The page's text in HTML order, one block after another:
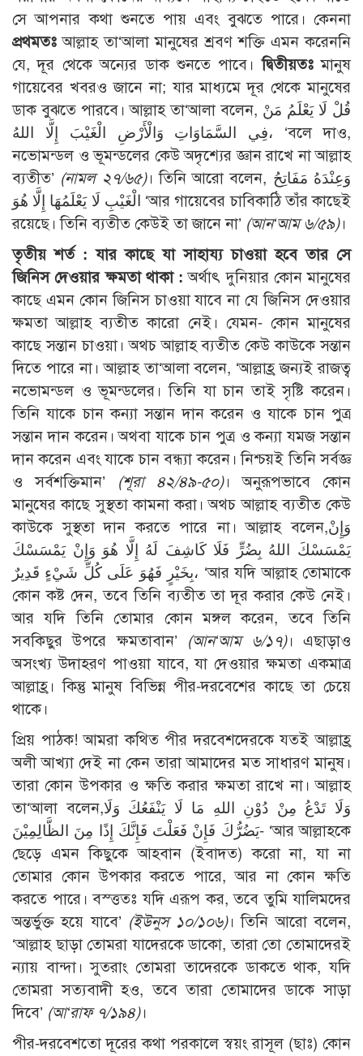
সে আপনার কথা শুনতে পায় এবং বুঝতে পারে। কেননা
প্রথমতঃ আল্লাহ তা‘আলা মানুষের শ্রবণ শক্তি এমন করেননি
যে, দূর থেকে অন্যের ডাক শুনতে পাবে।দ্বিতীয়তঃমানুষ
গায়েবের খবরও জানে না; যার মাধ্যমে দূর থেকে মানুষের
ডাক বুঝতে পারবে। আল্লাহ তা‘আলা বলেন, قُلْ لَا يَعْلَمُ مَنْ
فِي السَّمَاوَاتِ وَالْأَرْضِ الْغَيْبَ إِلَّا اللهُ، ‘বলে দাও,
নভোমন্ডল ও ভূমন্ডলের কেউ অদৃশ্যের জ্ঞান রাখে না আল্লাহ
ব্যতীত’ (নামল ২৭/৬৫)। তিনি আরো বলেন, وَعِنْدَهُ مَفَاتِحُ
الْغَيْبِ لَا يَعْلَمُهَا إِلَّا هُوَ ‘আর গায়েবের চাবিকাঠি তাঁর কাছেই
রয়েছে। তিনি ব্যতীত কেউই তা জানে না’ (আন‘আম ৬/৫৯)।
তৃতীয় শর্ত : যার কাছে যা সাহায্য চাওয়া হবে তার সে
জিনিস দেওয়ার ক্ষমতা থাকা : অর্থাৎ দুনিয়ার কোন মানুষের
কাছে এমন কোন জিনিস চাওয়া যাবে না যে জিনিস দেওয়ার
ক্ষমতা আল্লাহ ব্যতীত কারো নেই। যেমন- কোন মানুষের
কাছে সন্তান চাওয়া। অথচ আল্লাহ ব্যতীত কেউ কাউকে সন্তান
দিতে পারে না। আল্লাহ তা‘আলা বলেন, ‘আল্লাহ্র জন্যই রাজত্ব
নভোমন্ডল ও ভূমন্ডলের। তিনি যা চান তাই সৃষ্টি করেন।
তিনি যাকে চান কন্যা সন্তান দান করেন ও যাকে চান পুত্র
সন্তান দান করেন। অথবা যাকে চান পুত্র ও কন্যা যমজ সন্তান
দান করেন এবং যাকে চান বন্ধ্যা করেন। নিশ্চয়ই তিনি সর্বজ্ঞ
ও সর্বশক্তিমান’ (শূরা ৪২/৪৯-৫০)। অনুরূপভাবে কোন
মানুষের কাছে সুস্থতা কামনা করা। অথচ আল্লাহ ব্যতীত কেউ
কাউকে সুস্থতা দান করতে পারে না। আল্লাহ বলেন,وَإِنْ
يَمْسَسْكَ اللهُ بِضُرٍّ فَلَا كَاشِفَ لَهُ إِلَّا هُوَ وَإِنْ يَمْسَسْكَ
بِخَيْرٍ فَهُوَ عَلَى كُلِّ شَيْءٍ قَدِيرٌ، ‘আর যদি আল্লাহ তোমাকে
কোন কষ্ট দেন, তবে তিনি ব্যতীত তা দূর করার কেউ নেই।
আর যদি তিনি তোমার কোন মঙ্গল করেন, তবে তিনি
সবকিছুর উপরে ক্ষমতাবান’ (আন‘আম ৬/১৭)। এছাড়াও
অসংখ্য উদাহরণ পাওয়া যাবে, যা দেওয়ার ক্ষমতা একমাত্র
আল্লাহ্র। কিন্তু মানুষ বিভিন্ন পীর-দরবেশের কাছে তা চেয়ে
থাকে।
প্রিয় পাঠক! আমরা কথিত পীর দরবেশদেরকে যতই আল্লাহ্র
অলী আখ্যা দেই না কেন তারা আমাদের মত সাধারণ মানুষ।
তারা কোন উপকার ও ক্ষতি করার ক্ষমতা রাখে না। আল্লাহ
তা‘আলা বলেন,وَلَا تَدْعُ مِنْ دُوْنِ اللهِ مَا لَا يَنْفَعُكَ وَلَا
يَضُرُّكَ فَإِنْ فَعَلْتَ فَإِنَّكَ إِذًا مِنَ الظَّالِمِيْنَ- ‘আর আল্লাহকে
ছেড়ে এমন কিছুকে আহবান (ইবাদত) করো না, যা না
তোমার কোন উপকার করতে পারে, আর না কোন ক্ষতি
করতে পারে। বস্ত্ততঃ যদি এরূপ কর, তবে তুমি যালিমদের
অন্তর্ভুক্ত হয়ে যাবে’ (ইউনুস ১০/১০৬)। তিনি আরো বলেন,
‘আল্লাহ ছাড়া তোমরা যাদেরকে ডাকো, তারা তো তোমাদেরই
ন্যায় বান্দা। সুতরাং তোমরা তাদেরকে ডাকতে থাক, যদি
তোমরা সত্যবাদী হও, তবে তারা তোমাদের ডাকে সাড়া
দিবে’ (আ‘রাফ ৭/১৯৪)।
পীর-দরবেশতো দূরের কথা পরকালে স্বয়ং রাসূল (ছাঃ) কোন